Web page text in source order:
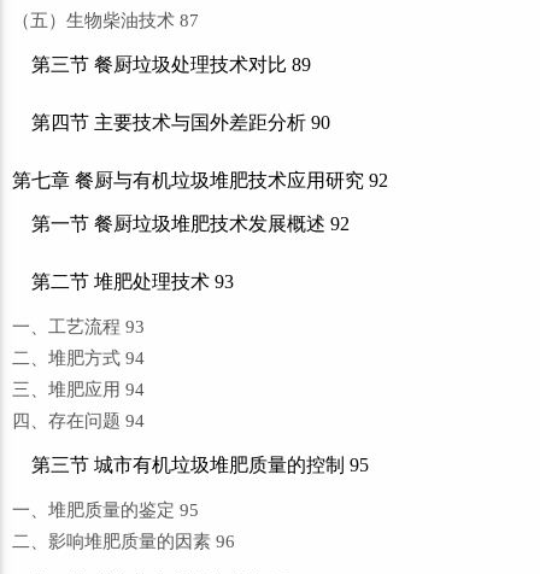
（五）生物柴油技术 87
第三节 餐厨垃圾处理技术对比 89
第四节 主要技术与国外差距分析 90
第七章 餐厨与有机垃圾堆肥技术应用研究 92
第一节 餐厨垃圾堆肥技术发展概述 92
第二节 堆肥处理技术 93
一、工艺流程 93
二、堆肥方式 94
三、堆肥应用 94
四、存在问题 94
第三节 城市有机垃圾堆肥质量的控制 95
一、堆肥质量的鉴定 95
二、影响堆肥质量的因素 96